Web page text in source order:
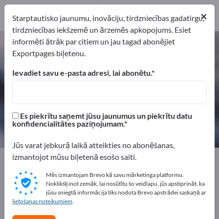
Silicones – atrodiet ražotājus un
piegādātājus
Izplatītāji
1
Ražotājs5
Izplatītāji1
Exportpages Ķīmija un farmācija
Plastmasas
Silicones
Reklāmējieties bez maksas
Exportpages!
×
Starptautisko jaunumu, inovāciju, tirdzniecības gadatirgu,
tirdzniecības iekšzemē un ārzemēs apkopojums. Esiet
informēti ātrāk par citiem un jau tagad abonējiet
Exportpages biļetenu.
Ievadiet savu e-pasta adresi, lai abonētu.
Es piekrītu saņemt jūsu jaunumus un piekrītu datu
konfidencialitātes paziņojumam.
Jūs varat jebkurā laikā atteikties no abonēšanas,
izmantojot mūsu biļetenā esošo saiti.
Mēs izmantojam Brevo kā savu mārketinga platformu.
Noklikšķinot zemāk, lai nosūtītu šo veidlapu, jūs apstiprināt, ka
jūsu sniegtā informācija tiks nodota Brevo apstrādei saskaņā ar
lietošanas noteikumiem.